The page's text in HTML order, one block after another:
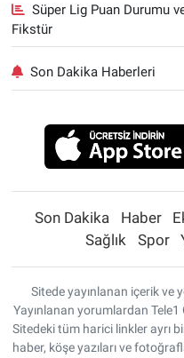
Süper Lig Puan Durumu
Fikstür
Son Dakika Haberleri
Son Dakika Haber
Sağlık
Spor
Sitede yayınlanan içerik ve
Yayınlanan yorumlardan
Sitedeki tüm harici linkler ayrı
haber, köşe yazıları ve